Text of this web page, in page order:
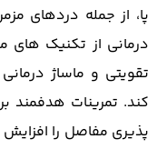
پا، از جمله دردهای
درمانی از تکنیک‌ های
تقویتی و ماساژ
‌کند. تمرینات هدفمند
‌پذیری مفاصل را